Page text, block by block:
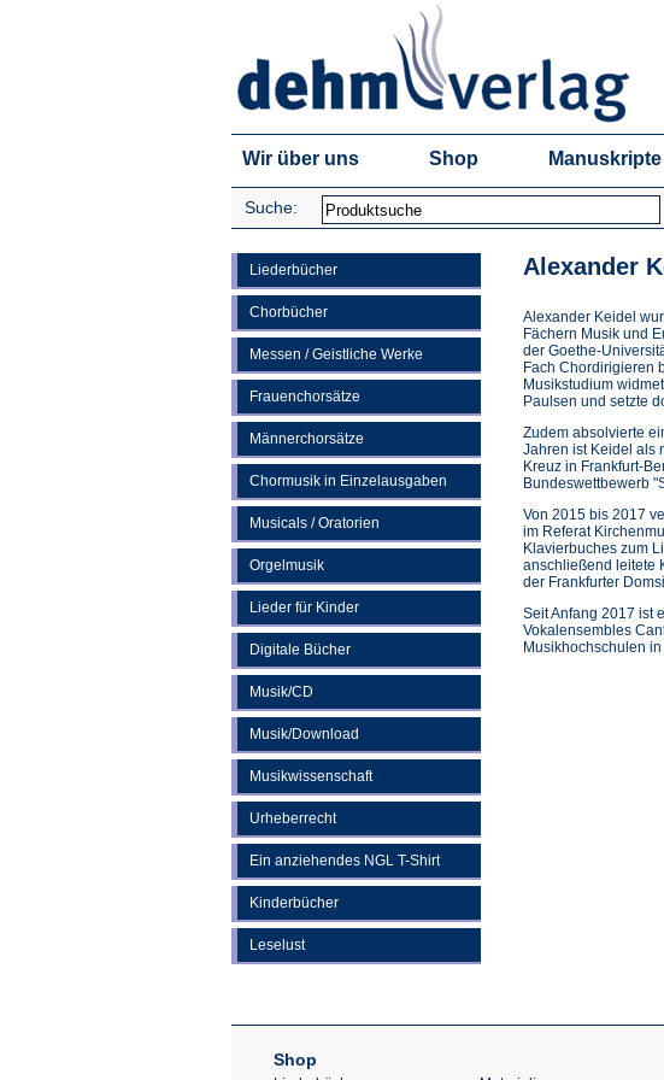
Wir über uns Shop Manuskripte
Suche:
Liederbücher
Chorbücher
Messen / Geistliche Werke
Frauenchorsätze
Männerchorsätze
Chormusik in Einzelausgaben
Musicals / Oratorien
Orgelmusik
Lieder für Kinder
Digitale Bücher
Musik/CD
Musik/Download
Musikwissenschaft
Urheberrecht
Ein anziehendes NGL T-Shirt
Kinderbücher
Leselust
Alexander
Alexander Keidel
Fächern Musik und
der Goethe-
Fach Chordirigieren
Musikstudium
Paulsen und setzte
Zudem absolvierte
Jahren ist Keidel als
Kreuz in Frankfurt-
Bundeswettbewerb
Von 2015 bis 2017
im Referat
Klavierbuches zum
anschließend leitete
der Frankfurter
Seit Anfang 2017 ist
Vokalensembles
Musikhochschulen
Shop